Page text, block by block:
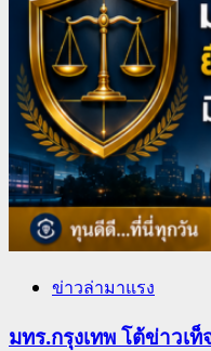
ข่าวล่ามาแรง
มทร.กรุงเทพ โต้ข่าวเ